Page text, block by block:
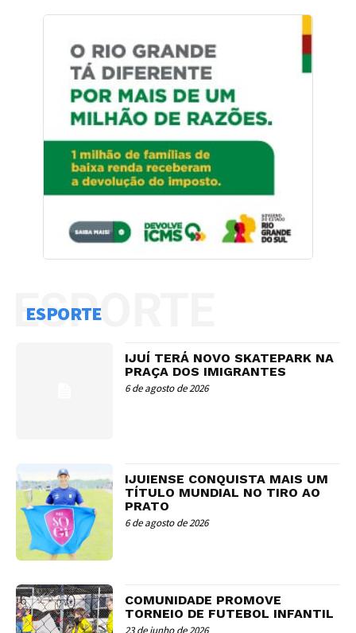
ESPORTE
ESPORTE
IJUÍ TERÁ NOVO SKATEPARK NA
PRAÇA DOS IMIGRANTES
6 de agosto de 2026
IJUIENSE CONQUISTA MAIS UM
TÍTULO MUNDIAL NO TIRO AO
PRATO
6 de agosto de 2026
COMUNIDADE PROMOVE
TORNEIO DE FUTEBOL INFANTIL